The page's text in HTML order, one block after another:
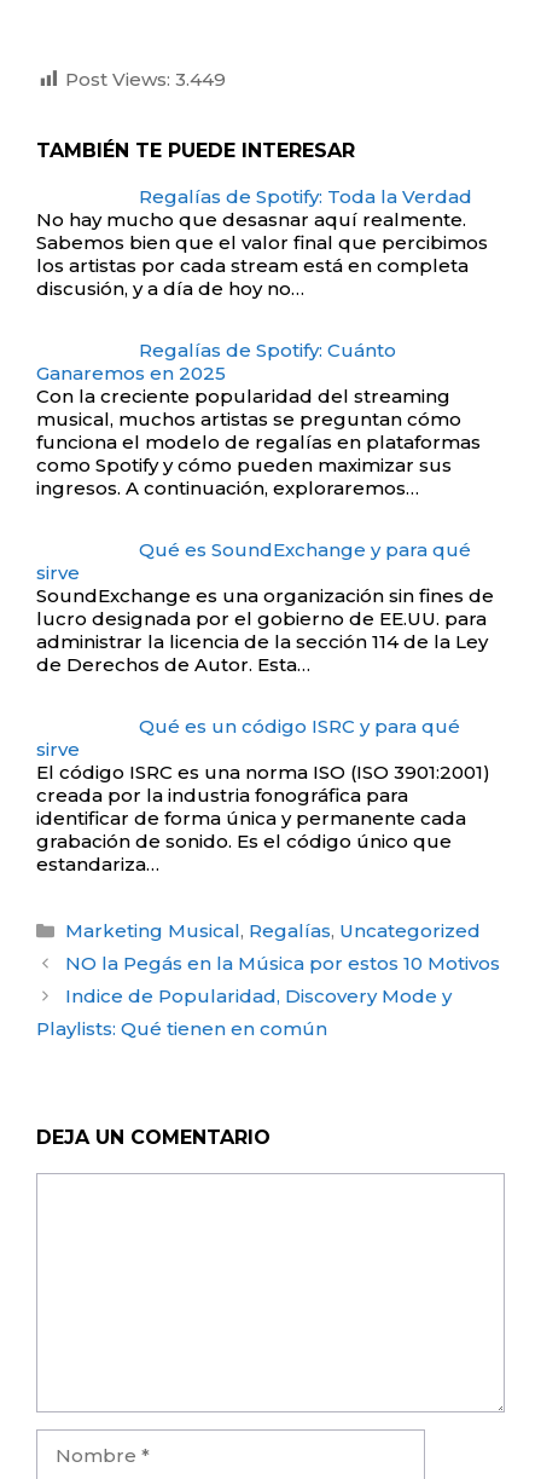
Post Views: 3.449
TAMBIÉN TE PUEDE INTERESAR
Regalías de Spotify: Toda la Verdad
No hay mucho que desasnar aquí realmente.
Sabemos bien que el valor final que percibimos
los artistas por cada stream está en completa
discusión, y a día de hoy no…
Regalías de Spotify: Cuánto
Ganaremos en 2025
Con la creciente popularidad del streaming
musical, muchos artistas se preguntan cómo
funciona el modelo de regalías en plataformas
como Spotify y cómo pueden maximizar sus
ingresos. A continuación, exploraremos…
Qué es SoundExchange y para qué
sirve
SoundExchange es una organización sin fines de
lucro designada por el gobierno de EE.UU. para
administrar la licencia de la sección 114 de la Ley
de Derechos de Autor. Esta…
Qué es un código ISRC y para qué
sirve
El código ISRC es una norma ISO (ISO 3901:2001)
creada por la industria fonográfica para
identificar de forma única y permanente cada
grabación de sonido. Es el código único que
estandariza…
Categorías
Marketing Musical, Regalías, Uncategorized
Post
navigation
NO la Pegás en la Música por estos 10 Motivos
Indice de Popularidad, Discovery Mode y
Playlists: Qué tienen en común
DEJA UN COMENTARIO